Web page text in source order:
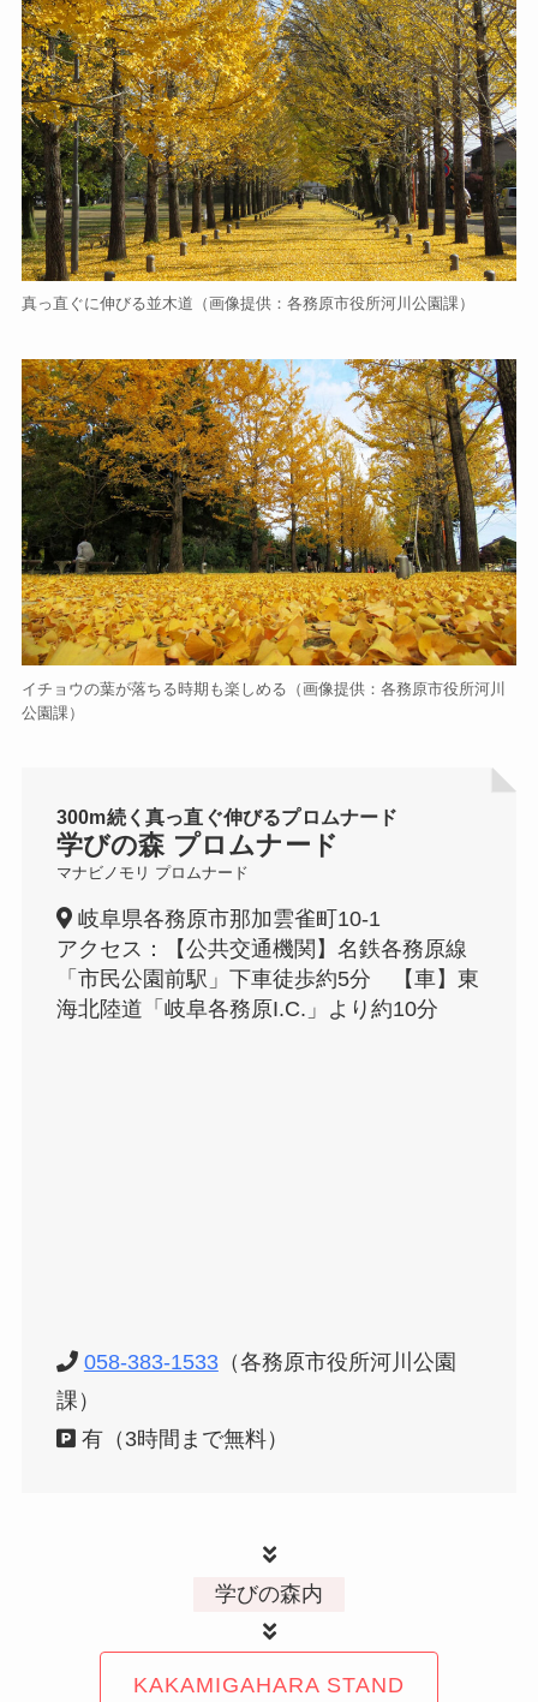
真っ直ぐに伸びる並木道（画像提供：各務原市役所河川公園課）
イチョウの葉が落ちる時期も楽しめる（画像提供：各務原市役所河川
公園課）
300m続く真っ直ぐ伸びるプロムナード
学びの森 プロムナード
マナビノモリ プロムナード
岐阜県各務原市那加雲雀町10-1
アクセス：【公共交通機関】名鉄各務原線
「市民公園前駅」下車徒歩約5分 【車】東
海北陸道「岐阜各務原I.C.」より約10分
058-383-1533（各務原市役所河川公園
課）
有（3時間まで無料）
学びの森内
KAKAMIGAHARA STAND